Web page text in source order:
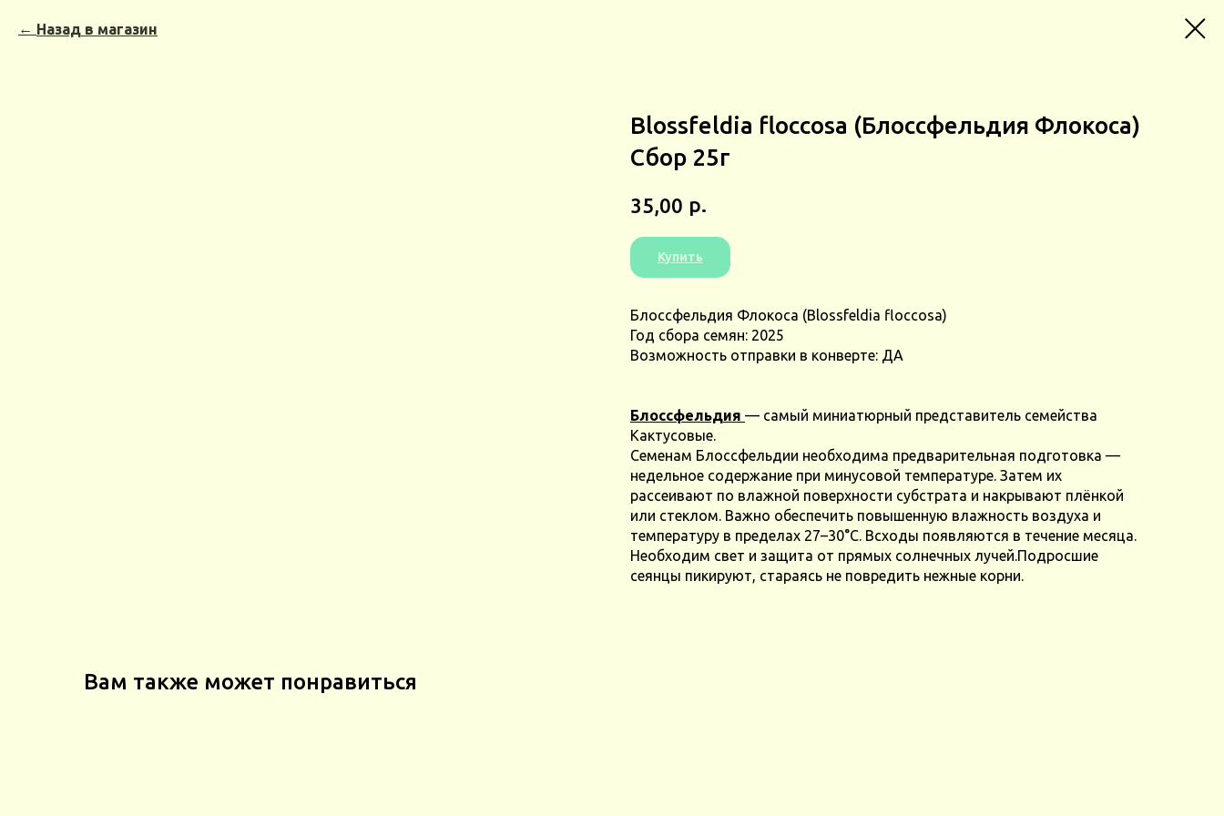
Назад в магазин
Blossfeldia floccosa (Блоссфельдия Флокоса)
Сбор 25г
35,00 р.
Купить
Блоссфельдия Флокоса (Blossfeldia floccosa)
Год сбора семян: 2025
Возможность отправки в конверте: ДА
Блоссфельдия — самый миниатюрный представитель семейства
Кактусовые.
Семенам Блоссфельдии необходима предварительная подготовка —
недельное содержание при минусовой температуре. Затем их
рассеивают по влажной поверхности субстрата и накрывают плёнкой
или стеклом. Важно обеспечить повышенную влажность воздуха и
температуру в пределах 27–30°C. Всходы появляются в течение месяца.
Необходим свет и защита от прямых солнечных лучей.Подросшие
сеянцы пикируют, стараясь не повредить нежные корни.
Вам также может понравиться